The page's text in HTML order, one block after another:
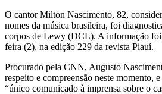
O cantor Milton Nascimento, 82,
nomes da música brasileira, foi
corpos de Lewy (DCL). A informação
feira (2), na edição 229 da revista Piauí.
Procurado pela CNN, Augusto
respeito e compreensão neste momento,
“único comunicado à imprensa sobre o